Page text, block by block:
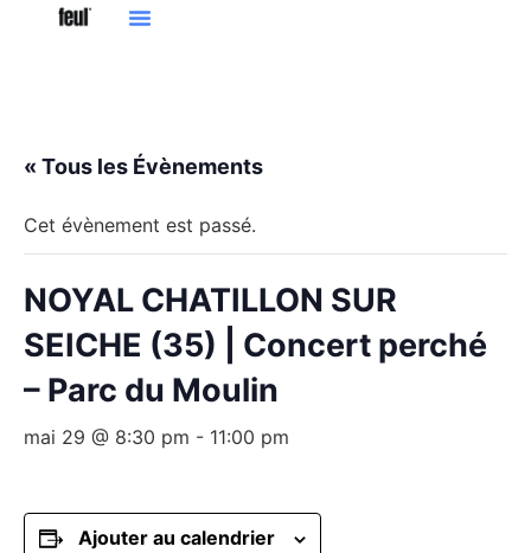
« Tous les Évènements
Cet évènement est passé.
NOYAL CHATILLON SUR
SEICHE (35) | Concert perché
– Parc du Moulin
mai 29 @ 8:30 pm - 11:00 pm
Ajouter au calendrier